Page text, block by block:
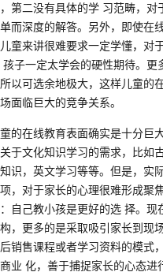
第二没有具体的学 习范畴，对
而深度的解答。另外，即使在
童来讲很难要求一定学懂，对
孩子一定太学会的硬性期待。更
以可选余地极大，这样儿童的
面临巨大的竞争关系。
的在线教育表面确实是十分巨
于文化知识学习的需求，比如
识，英文学习等等。但是，实
，对于家长的心理很难形成聚
自己教小孩是更好的选 择。现
，更多的是采取吸引家长到现
销售课程或者学习资料的模式
业 化，善于捕捉家长的心态进